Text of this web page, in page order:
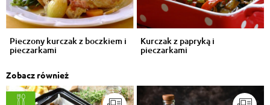
Pieczony kurczak z boczkiem i
pieczarkami
Kurczak z papryką i
pieczarkami
Zobacz również